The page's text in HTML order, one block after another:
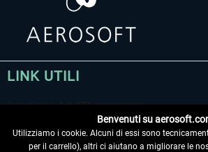
LINK UTILI
Benvenuti su
Utilizziamo i cookie. Alcuni di essi sono
per il carrello), altri ci aiutano a migliorare le